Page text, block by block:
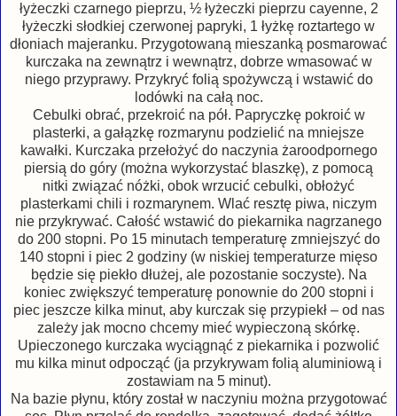
łyżeczki czarnego pieprzu, ½ łyżeczki pieprzu cayenne, 2
łyżeczki słodkiej czerwonej papryki, 1 łyżkę roztartego w
dłoniach majeranku. Przygotowaną mieszanką posmarować
kurczaka na zewnątrz i wewnątrz, dobrze wmasować w
niego przyprawy. Przykryć folią spożywczą i wstawić do
lodówki na całą noc.
Cebulki obrać, przekroić na pół. Papryczkę pokroić w
plasterki, a gałązkę rozmarynu podzielić na mniejsze
kawałki. Kurczaka przełożyć do naczynia żaroodpornego
piersią do góry (można wykorzystać blaszkę), z pomocą
nitki związać nóżki, obok wrzucić cebulki, obłożyć
plasterkami chili i rozmarynem. Wlać resztę piwa, niczym
nie przykrywać. Całość wstawić do piekarnika nagrzanego
do 200 stopni. Po 15 minutach temperaturę zmniejszyć do
140 stopni i piec 2 godziny (w niskiej temperaturze mięso
będzie się piekło dłużej, ale pozostanie soczyste). Na
koniec zwiększyć temperaturę ponownie do 200 stopni i
piec jeszcze kilka minut, aby kurczak się przypiekł – od nas
zależy jak mocno chcemy mieć wypieczoną skórkę.
Upieczonego kurczaka wyciągnąć z piekarnika i pozwolić
mu kilka minut odpocząć (ja przykrywam folią aluminiową i
zostawiam na 5 minut).
Na bazie płynu, który został w naczyniu można przygotować